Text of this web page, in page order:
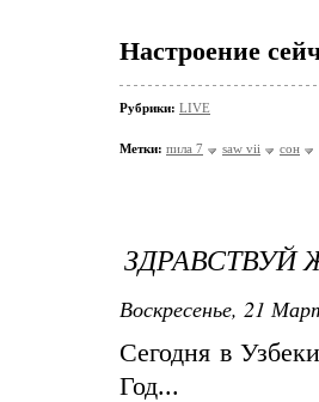
Настроение
Рубрики: LIVE
Метки: пила 7 saw vii сон
ЗДРАВСТВУЙ
Воскресенье, 21
Сегодня в
Год...